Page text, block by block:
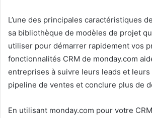
L’une des principales caractéristiques
sa bibliothèque de modèles de projet
utiliser pour démarrer rapidement vos
fonctionnalités CRM de monday.com
entreprises à suivre leurs leads et
pipeline de ventes et conclure plus de
En utilisant monday.com pour votre